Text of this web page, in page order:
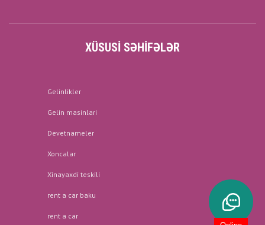
XÜSUSI SƏHIFƏLƏR
Gelinlikler
Gelin masinlari
Devetnameler
Xoncalar
Xinayaxdi teskili
rent a car baku
rent a car